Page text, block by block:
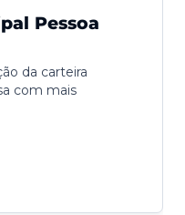
Pessoa
da carteira
com mais